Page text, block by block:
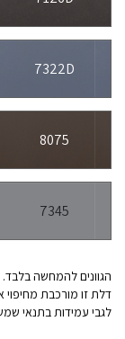
7322D
8075
7345
הגוונים להמחשה בלבד.
דלת זו מורכבת מחיפוי
לגבי עמידות בתנאי